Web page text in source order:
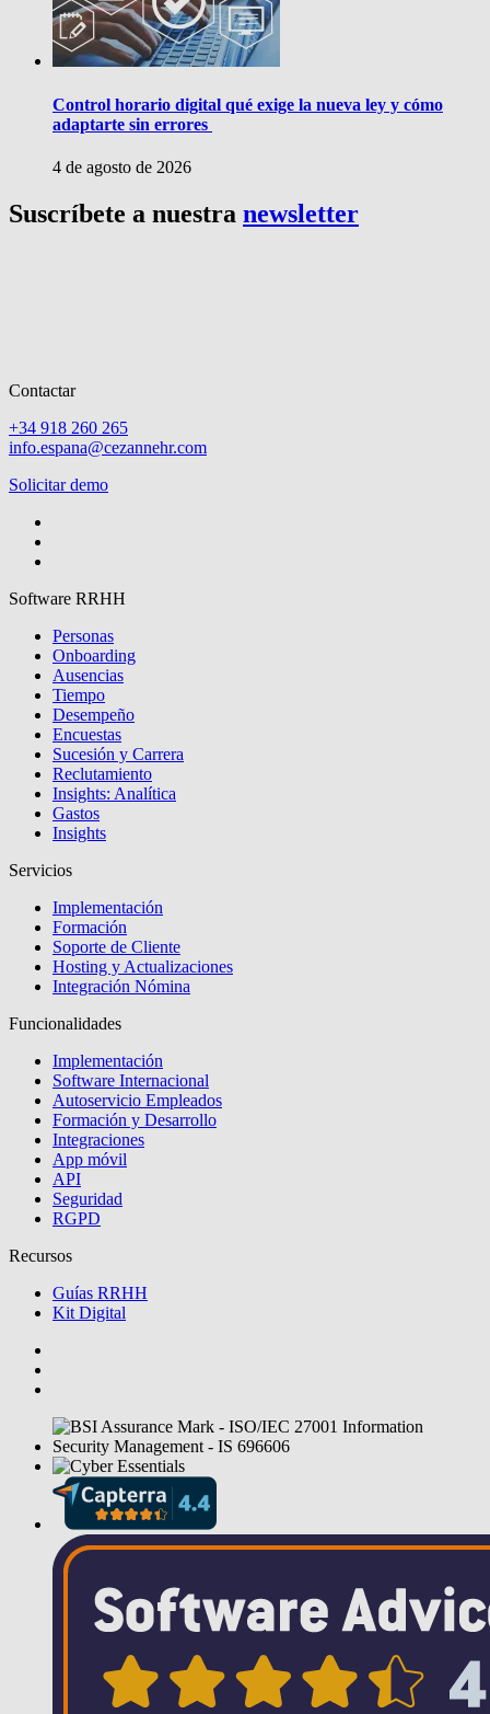
Control horario digital qué exige la nueva ley y cómo
adaptarte sin errores
4 de agosto de 2026
Suscríbete a nuestra newsletter
Contactar
+34 918 260 265
info.espana@cezannehr.com
Solicitar demo
Software RRHH
Personas
Onboarding
Ausencias
Tiempo
Desempeño
Encuestas
Sucesión y Carrera
Reclutamiento
Insights: Analítica
Gastos
Insights
Servicios
Implementación
Formación
Soporte de Cliente
Hosting y Actualizaciones
Integración Nómina
Funcionalidades
Implementación
Software Internacional
Autoservicio Empleados
Formación y Desarrollo
Integraciones
App móvil
API
Seguridad
RGPD
Recursos
Guías RRHH
Kit Digital